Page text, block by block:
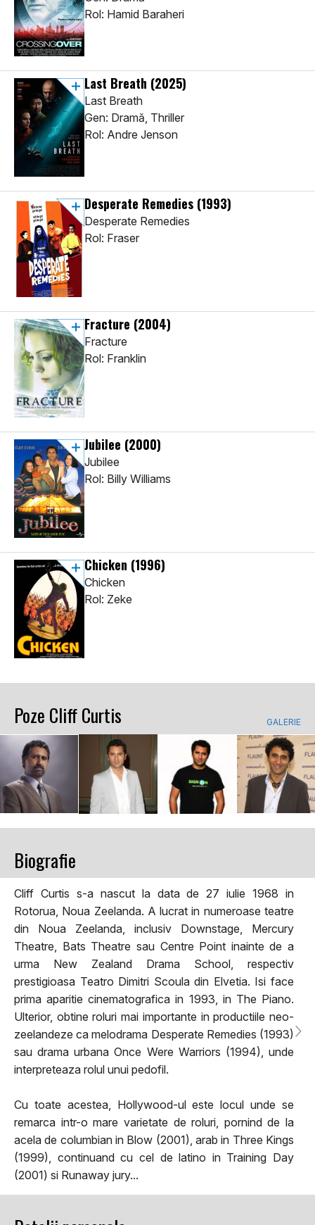
Rol: Hamid Baraheri
Last Breath (2025)
Last Breath
Gen: Dramă, Thriller
Rol: Andre Jenson
Desperate Remedies (1993)
Desperate Remedies
Rol: Fraser
Fracture (2004)
Fracture
Rol: Franklin
Jubilee (2000)
Jubilee
Rol: Billy Williams
Chicken (1996)
Chicken
Rol: Zeke
Poze Cliff Curtis GALERIE
Biografie
Cliff Curtis s-a nascut la data de 27 iulie 1968 in
Rotorua, Noua Zeelanda. A lucrat in numeroase teatre
din Noua Zeelanda, inclusiv Downstage, Mercury
Theatre, Bats Theatre sau Centre Point inainte de a
urma New Zealand Drama School, respectiv
prestigioasa Teatro Dimitri Scoula din Elvetia. Isi face
prima aparitie cinematografica in 1993, in The Piano.
Ulterior, obtine roluri mai importante in productiile neo-
zeelandeze ca melodrama Desperate Remedies (1993)
sau drama urbana Once Were Warriors (1994), unde
interpreteaza rolul unui pedofil.
Cu toate acestea, Hollywood-ul este locul unde se
remarca intr-o mare varietate de roluri, pornind de la
acela de columbian in Blow (2001), arab in Three Kings
(1999), continuand cu cel de latino in Training Day
(2001) si Runaway jury...